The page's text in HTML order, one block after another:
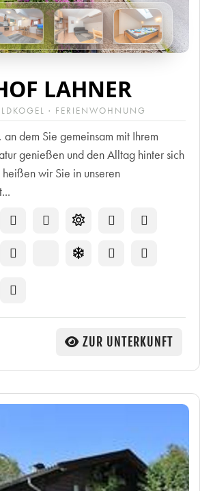
LAHNER
· FERIENWOHNUNG
dem Sie gemeinsam mit Ihrem
genießen und den Alltag hinter sich
wir Sie in unseren
ZUR UNTERKUNFT